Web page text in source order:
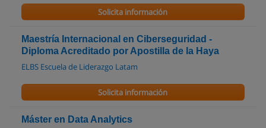
Solicita información
Maestría Internacional en Ciberseguridad -
Diploma Acreditado por Apostilla de la Haya
ELBS Escuela de Liderazgo Latam
Solicita información
Máster en Data Analytics